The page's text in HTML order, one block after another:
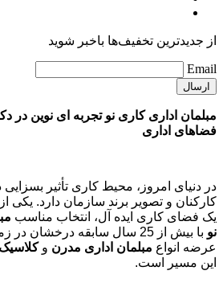
از جدیدترین تخفیف‌ها باخبر شوید
Email
مبلمان اداری کاری نو تجربه ای نوین در
فضاهای اداری
در دنیای امروز، محیط کاری تأثیر
کارکنان و تصویر برند سازمان دارد. یکی
یک فضای کاری ایده آل، انتخاب مناسب
نو
با بیش از 25 سال سابقه درخشان
عرضه انواع مبلمان اداری مدرن وکلاسیک
این مسیر است.